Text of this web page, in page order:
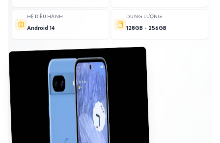
HỆ ĐIỀU HÀNH
Android 14
DUNG LƯỢNG
128GB - 256GB